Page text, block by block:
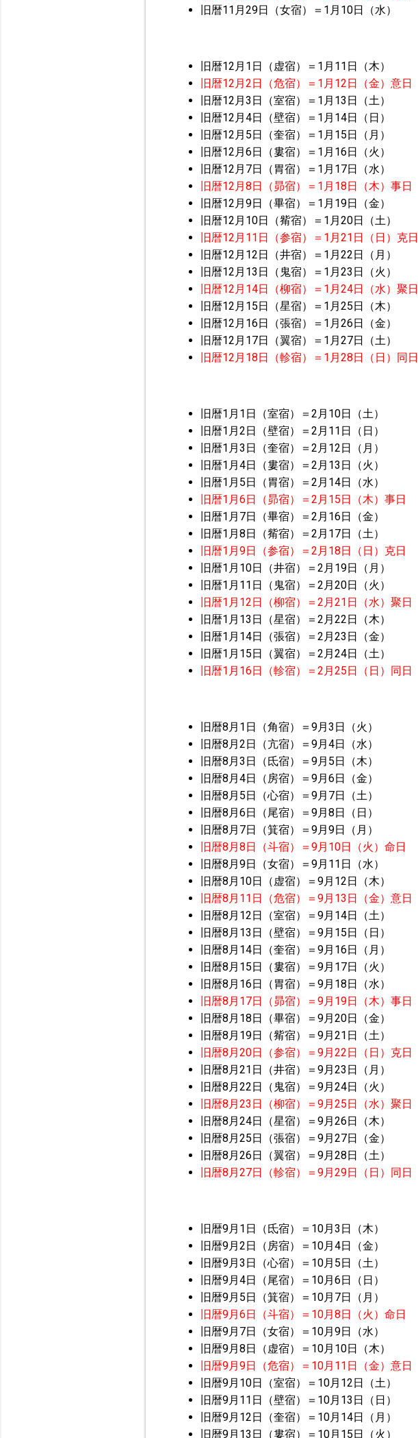
旧暦11月29日（女宿）＝1月10日（水）
旧暦12月1日（虚宿）＝1月11日（木）
旧暦12月2日（危宿）＝ 1月12日（金）意日
旧暦12月3日（室宿）＝1月13日（土）
旧暦12月4日（壁宿）＝1月14日（日）
旧暦12月5日（奎宿）＝1月15日（月）
旧暦12月6日（婁宿）＝1月16日（火）
旧暦12月7日（胃宿）＝1月17日（水）
旧暦12月8日（昴宿）＝ 1月18日（木）事日
旧暦12月9日（畢宿）＝1月19日（金）
旧暦12月10日（觜宿）＝1月20日（土）
旧暦12月11日（参宿）＝ 1月21日（日）克日
旧暦12月12日（井宿）＝1月22日（月）
旧暦12月13日（鬼宿）＝1月23日（火）
旧暦12月14日（柳宿）＝ 1月24日（水）聚日
旧暦12月15日（星宿）＝1月25日（木）
旧暦12月16日（張宿）＝1月26日（金）
旧暦12月17日（翼宿）＝1月27日（土）
旧暦12月18日（軫宿）＝ 1月28日（日）同日
旧暦1月1日（室宿）＝2月10日（土）
旧暦1月2日（壁宿）＝2月11日（日）
旧暦1月3日（奎宿）＝2月12日（月）
旧暦1月4日（婁宿）＝2月13日（火）
旧暦1月5日（胃宿）＝2月14日（水）
旧暦1月6日（昴宿）＝ 2月15日（木）事日
旧暦1月7日（畢宿）＝2月16日（金）
旧暦1月8日（觜宿）＝2月17日（土）
旧暦1月9日（参宿）＝ 2月18日（日）克日
旧暦1月10日（井宿）＝2月19日（月）
旧暦1月11日（鬼宿）＝2月20日（火）
旧暦1月12日（柳宿）＝ 2月21日（水）聚日
旧暦1月13日（星宿）＝2月22日（木）
旧暦1月14日（張宿）＝2月23日（金）
旧暦1月15日（翼宿）＝2月24日（土）
旧暦1月16日（軫宿）＝ 2月25日（日）同日
旧暦8月1日（角宿）＝9月3日（火）
旧暦8月2日（亢宿）＝9月4日（水）
旧暦8月3日（氐宿）＝9月5日（木）
旧暦8月4日（房宿）＝9月6日（金）
旧暦8月5日（心宿）＝9月7日（土）
旧暦8月6日（尾宿）＝9月8日（日）
旧暦8月7日（箕宿）＝9月9日（月）
旧暦8月8日（斗宿）＝ 9月10日（火）命日
旧暦8月9日（女宿）＝9月11日（水）
旧暦8月10日（虚宿）＝9月12日（木）
旧暦8月11日（危宿）＝ 9月13日（金）意日
旧暦8月12日（室宿）＝9月14日（土）
旧暦8月13日（壁宿）＝9月15日（日）
旧暦8月14日（奎宿）＝9月16日（月）
旧暦8月15日（婁宿）＝9月17日（火）
旧暦8月16日（胃宿）＝9月18日（水）
旧暦8月17日（昴宿）＝ 9月19日（木）事日
旧暦8月18日（畢宿）＝9月20日（金）
旧暦8月19日（觜宿）＝9月21日（土）
旧暦8月20日（参宿）＝ 9月22日（日）克日
旧暦8月21日（井宿）＝9月23日（月）
旧暦8月22日（鬼宿）＝9月24日（火）
旧暦8月23日（柳宿）＝ 9月25日（水）聚日
旧暦8月24日（星宿）＝9月26日（木）
旧暦8月25日（張宿）＝9月27日（金）
旧暦8月26日（翼宿）＝9月28日（土）
旧暦8月27日（軫宿）＝ 9月29日（日）同日
旧暦9月1日（氐宿）＝10月3日（木）
旧暦9月2日（房宿）＝10月4日（金）
旧暦9月3日（心宿）＝10月5日（土）
旧暦9月4日（尾宿）＝10月6日（日）
旧暦9月5日（箕宿）＝10月7日（月）
旧暦9月6日（斗宿）＝ 10月8日（火）命日
旧暦9月7日（女宿）＝10月9日（水）
旧暦9月8日（虚宿）＝10月10日（木）
旧暦9月9日（危宿）＝ 10月11日（金）意日
旧暦9月10日（室宿）＝10月12日（土）
旧暦9月11日（壁宿）＝10月13日（日）
旧暦9月12日（奎宿）＝10月14日（月）
旧暦9月13日（婁宿）＝10月15日（火）